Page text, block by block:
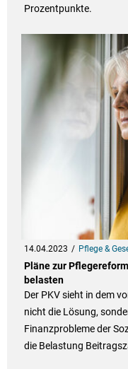
Prozentpunkte.
14.04.2023 Pflege &
Pläne zur
belasten
Der PKV sieht in dem
nicht die Lösung,
Finanzprobleme der
die Belastung